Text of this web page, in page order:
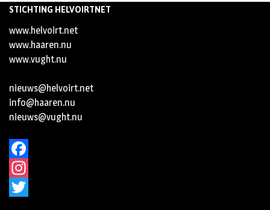
STICHTING HELVOIRTNET
www.helvoirt.net
www.haaren.nu
www.vught.nu
nieuws@helvoirt.net
info@haaren.nu
nieuws@vught.nu
Facebook
Instagram